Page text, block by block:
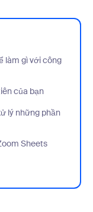
làm gì với công
thể làm gì với công
của bạn
tiên của bạn
lý những phần
AI xử lý những phần
Sheets
Zoom Sheets